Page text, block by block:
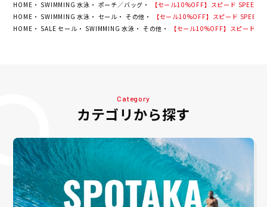
HOME SWIMMING 水泳 ポーチ／バッグ
【セール10%OFF】スピード
HOME
SWIMMING 水泳 セール その他
【セール10%OFF】スピード
HOME
SALE セール SWIMMING 水泳 その他 【セール10%OFF】スピード
Category
カテゴリから探す